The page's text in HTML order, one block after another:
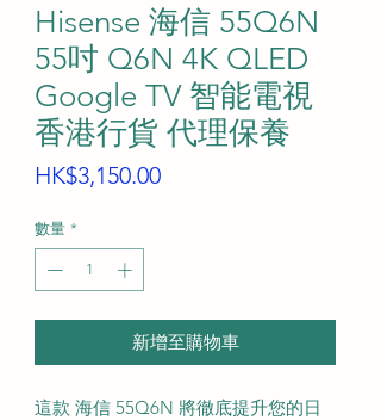
Hisense 海信 55Q6N
55吋 Q6N 4K QLED
Google TV 智能電視
香港行貨 代理保養
HK$3,150.00價
數量 *
新增至購物車
這款 海信 55Q6N 將徹底提升您的日